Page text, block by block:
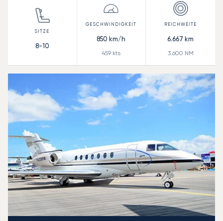
8-10
850 km/h
459 kts
6.667 km
3.600 NM